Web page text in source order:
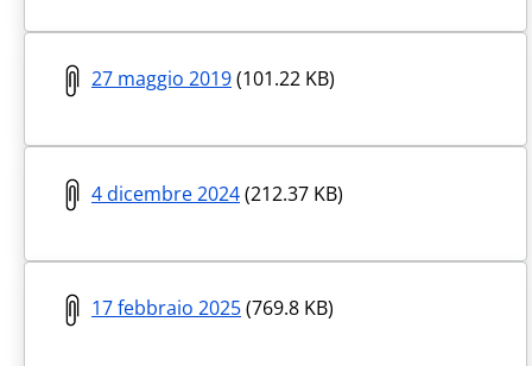
27 maggio 2019(101.22 KB)
4 dicembre 2024(212.37 KB)
17 febbraio 2025(769.8 KB)